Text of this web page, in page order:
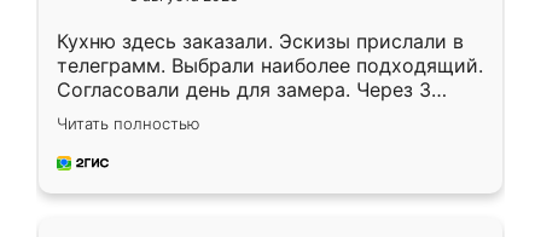
Кухню здесь заказали. Эскизы прислали в
телеграмм. Выбрали наиболее подходящий.
Согласовали день для замера. Через 3
недели кухня была уже готова. Остались
довольны работой. Спасибо Ренессанс
мебель за качественную работу!
Читать полностью